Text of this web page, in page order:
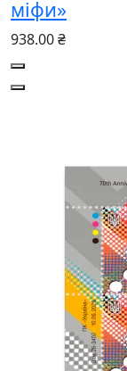
міфи»
938.00 ₴